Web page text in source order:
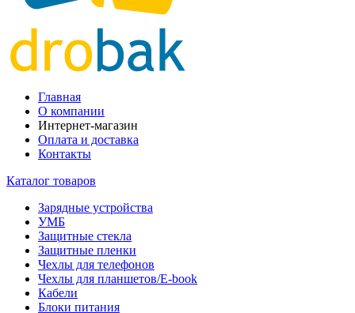
Главная
О компании
Интернет-магазин
Оплата и доставка
Контакты
Каталог товаров
Зарядные устройства
УМБ
Защитные стекла
Защитные пленки
Чехлы для телефонов
Чехлы для планшетов/E-book
Кабели
Блоки питания